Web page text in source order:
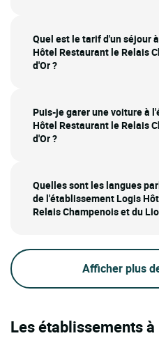
Quel est le tarif d'un séjour
Hôtel Restaurant le Relais
d'Or ?
Puis-je garer une voiture à
Hôtel Restaurant le Relais
d'Or ?
Quelles sont les langues
de l'établissement Logis
Relais Champenois et du
Afficher plus
Les établissements